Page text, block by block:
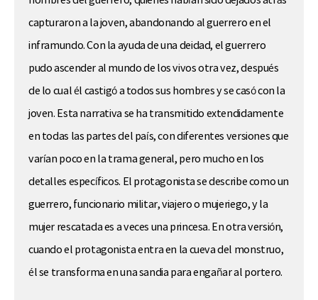
capturaron a la joven, abandonando al guerrero en el
inframundo. Con la ayuda de una deidad, el guerrero
pudo ascender al mundo de los vivos otra vez, después
de lo cual él castigó a todos sus hombres y se casó con la
joven. Esta narrativa se ha transmitido extendidamente
en todas las partes del país, con diferentes versiones que
varían poco en la trama general, pero mucho en los
detalles específicos. El protagonista se describe como un
guerrero, funcionario militar, viajero o mujeriego, y la
mujer rescatada es a veces una princesa. En otra versión,
cuando el protagonista entra en la cueva del monstruo,
él se transforma en una sandia para engañar al portero.